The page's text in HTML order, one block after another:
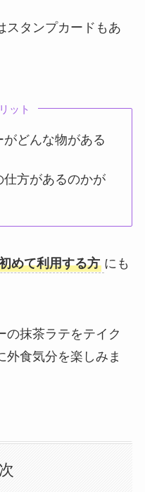
スタンプカードもあ
ット
どんな物がある
仕方があるのかが
めて利用する方 にも
の抹茶ラテをテイク
外食気分を楽しみま